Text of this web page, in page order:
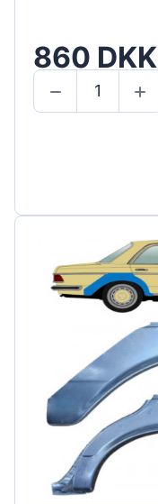
860 DKK